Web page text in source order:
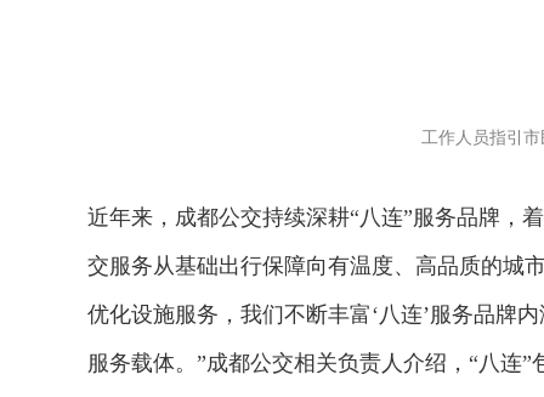
工作人员指引
近年来，成都公交持续深耕“八连”服务品牌，
交服务从基础出行保障向有温度、高品质的城
优化设施服务，我们不断丰富‘八连’服务品牌
服务载体。”成都公交相关负责人介绍，“八连